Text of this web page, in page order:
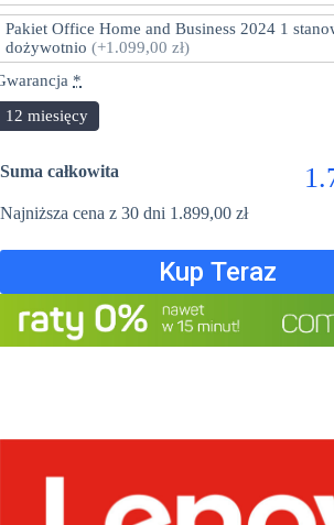
Pakiet Office Home and Business 2024 1
dożywotnio (+1.099,00 zł)
*
12 miesięcy
Suma całkowita
Najniższa cena z 30 dni 1.899,00 zł
Kup Teraz